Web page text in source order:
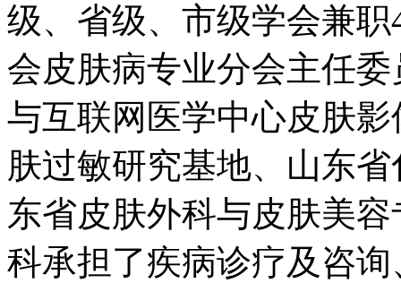
级、省级、市级学会兼
会皮肤病专业分会主任
与互联网医学中心皮肤
肤过敏研究基地、山东
东省皮肤外科与皮肤美
科承担了疾病诊疗及咨